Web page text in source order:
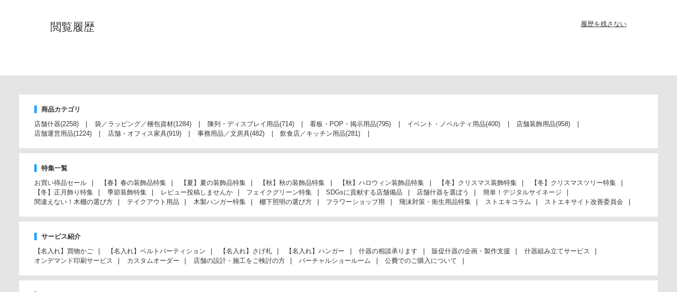
61-333-1-11
当日出荷
※日祝除く12時まで
(12). 銀
税抜 ￥170￥187
閲覧履歴 履歴を残さない
商品カテゴリ
店舗什器(2258) 袋／ラッピング／梱包資材(1284) 陳列・ディスプレイ用品(714) 看板・POP・掲示用品(795) イベント・ノベルティ用品(400) 店舗装飾用品(958)
店舗運営用品(1224) 店舗・オフィス家具(919) 事務用品／文房具(482) 飲食店／キッチン用品(281)
特集一覧
お買い得品セール
【春】春の装飾品特集 【夏】夏の装飾品特集 【秋】秋の装飾品特集 【秋】ハロウィン装飾品特集 【冬】クリスマス装飾特集
【冬】クリスマスツリー特集
【冬】正月飾り特集
季節装飾特集 レビュー投稿しませんか フェイクグリーン特集 SDGsに貢献する店舗備品 店舗什器を選ぼう
簡単！デジタルサイネージ
間違えない！木棚の選び方
テイクアウト用品 木製ハンガー特集 棚下照明の選び方 フラワーショップ用 飛沫対策・衛生用品特集 ストエキコラム ストエキサイト改善委員会
サービス紹介
【名入れ】買物かご
【名入れ】ベルトパーティション 【名入れ】さげ札 【名入れ】ハンガー 什器の相談承ります 販促什器の企画・製作支援
什器組み立てサービス
オンデマンド印刷サービス
カスタムオーダー 店舗の設計・施工をご検討の方 バーチャルショールーム 公費でのご購入について